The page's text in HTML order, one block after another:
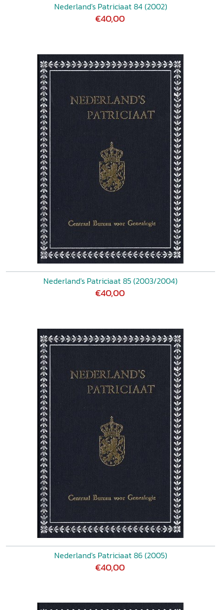
Nederland's Patriciaat 84 (2002)
€40,00
Nederland's Patriciaat 85 (2003/2004)
€40,00
Nederland's Patriciaat 86 (2005)
€40,00